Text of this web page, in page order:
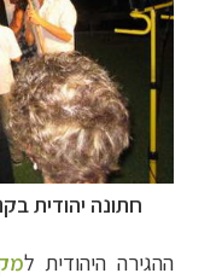
חתונה יהודית
ההגירה היהודית ל